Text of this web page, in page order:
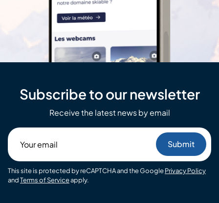
Subscribe to our newsletter
Receive the latest news by email
email
This site is protected by reCAPTCHA and the GooglePrivacy Policy
andTerms of Serviceapply.